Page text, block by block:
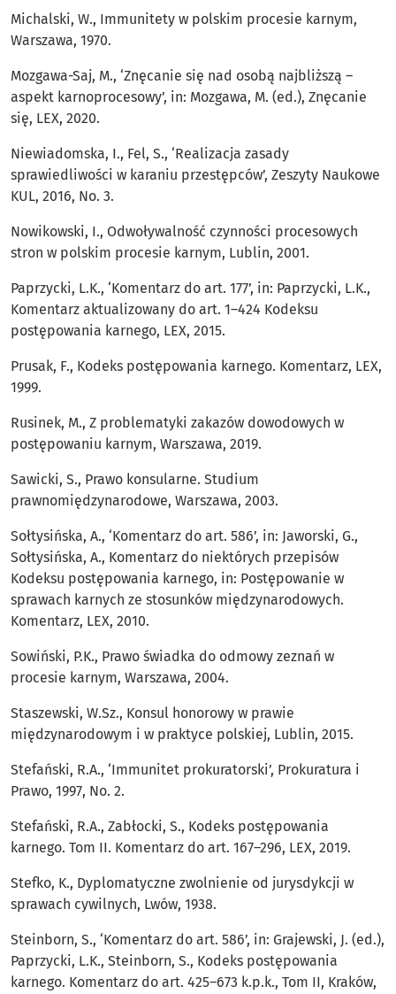
Michalski, W., Immunitety w polskim procesie karnym,
Warszawa, 1970.
Mozgawa-Saj, M., ‘Znęcanie się nad osobą najbliższą –
aspekt karnoprocesowy’, in: Mozgawa, M. (ed.), Znęcanie
się, LEX, 2020.
Niewiadomska, I., Fel, S., ‘Realizacja zasady
sprawiedliwości w karaniu przestępców’, Zeszyty Naukowe
KUL, 2016, No. 3.
Nowikowski, I., Odwoływalność czynności procesowych
stron w polskim procesie karnym, Lublin, 2001.
Paprzycki, L.K., ‘Komentarz do art. 177’, in: Paprzycki, L.K.,
Komentarz aktualizowany do art. 1–424 Kodeksu
postępowania karnego, LEX, 2015.
Prusak, F., Kodeks postępowania karnego. Komentarz, LEX,
1999.
Rusinek, M., Z problematyki zakazów dowodowych w
postępowaniu karnym, Warszawa, 2019.
Sawicki, S., Prawo konsularne. Studium
prawnomiędzynarodowe, Warszawa, 2003.
Sołtysińska, A., ‘Komentarz do art. 586’, in: Jaworski, G.,
Sołtysińska, A., Komentarz do niektórych przepisów
Kodeksu postępowania karnego, in: Postępowanie w
sprawach karnych ze stosunków międzynarodowych.
Komentarz, LEX, 2010.
Sowiński, P.K., Prawo świadka do odmowy zeznań w
procesie karnym, Warszawa, 2004.
Staszewski, W.Sz., Konsul honorowy w prawie
międzynarodowym i w praktyce polskiej, Lublin, 2015.
Stefański, R.A., ‘Immunitet prokuratorski’, Prokuratura i
Prawo, 1997, No. 2.
Stefański, R.A., Zabłocki, S., Kodeks postępowania
karnego. Tom II. Komentarz do art. 167–296, LEX, 2019.
Stefko, K., Dyplomatyczne zwolnienie od jurysdykcji w
sprawach cywilnych, Lwów, 1938.
Steinborn, S., ‘Komentarz do art. 586’, in: Grajewski, J. (ed.),
Paprzycki, L.K., Steinborn, S., Kodeks postępowania
karnego. Komentarz do art. 425–673 k.p.k., Tom II, Kraków,